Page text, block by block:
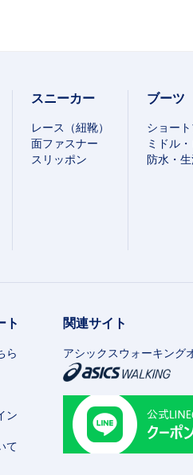
スニーカー
レース（紐靴）
面ファスナー
スリッポン
ブーツ
ショー
ミドル
防水・
ト
ら
ン
て
関連サイト
アシックスウォーキング